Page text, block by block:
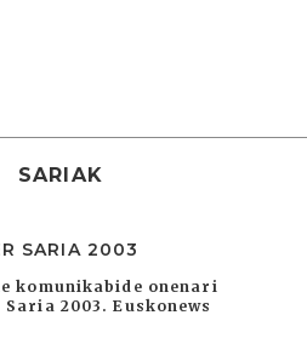
SARIAK
SARIA 2003
komunikabide onenari
Saria 2003. Euskonews